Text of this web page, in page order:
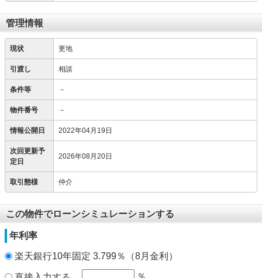
管理情報
現状 更地
引渡し 相談
条件等 －
物件番号 －
情報公開日 2022年04月19日
次回更新予
定日
2026年08月20日
取引態様 仲介
この物件でローンシミュレーションする
年利率
楽天銀行10年固定 3.799％（8月金利）